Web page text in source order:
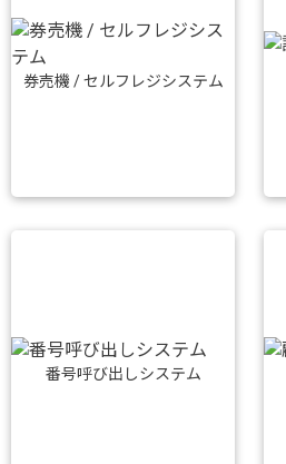
券売機 / セルフレジシステム
番号呼び出しシステム